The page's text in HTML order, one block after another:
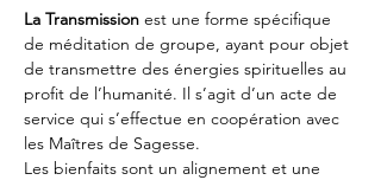
La Transmission est une forme spécifique
de méditation de groupe, ayant pour objet
de transmettre des énergies spirituelles au
profit de l’humanité. Il s’agit d’un acte de
service qui s’effectue en coopération avec
les Maîtres de Sagesse.
Les bienfaits sont un alignement et une